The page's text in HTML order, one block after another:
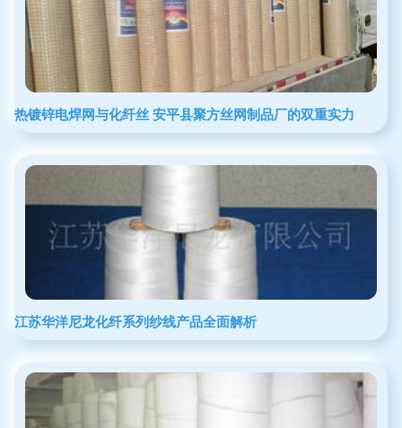
热镀锌电焊网与化纤丝 安平县聚方丝网制品厂的双重实力
江苏华洋尼龙化纤系列纱线产品全面解析